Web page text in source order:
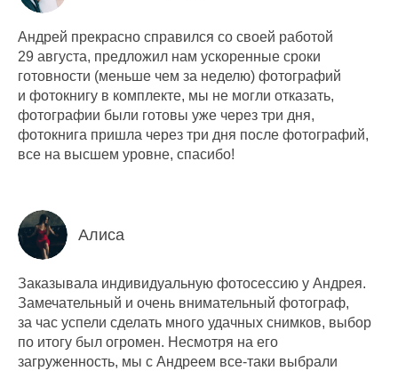
Андрей прекрасно справился со своей работой
29 августа, предложил нам ускоренные сроки
готовности (меньше чем за неделю) фотографий
и фотокнигу в комплекте, мы не могли отказать,
фотографии были готовы уже через три дня,
фотокнига пришла через три дня после фотографий,
все на высшем уровне, спасибо!
Алиса
Заказывала индивидуальную фотосессию у Андрея.
Замечательный и очень внимательный фотограф,
за час успели сделать много удачных снимков, выбор
по итогу был огромен. Несмотря на его
загруженность, мы с Андреем все-таки выбрали